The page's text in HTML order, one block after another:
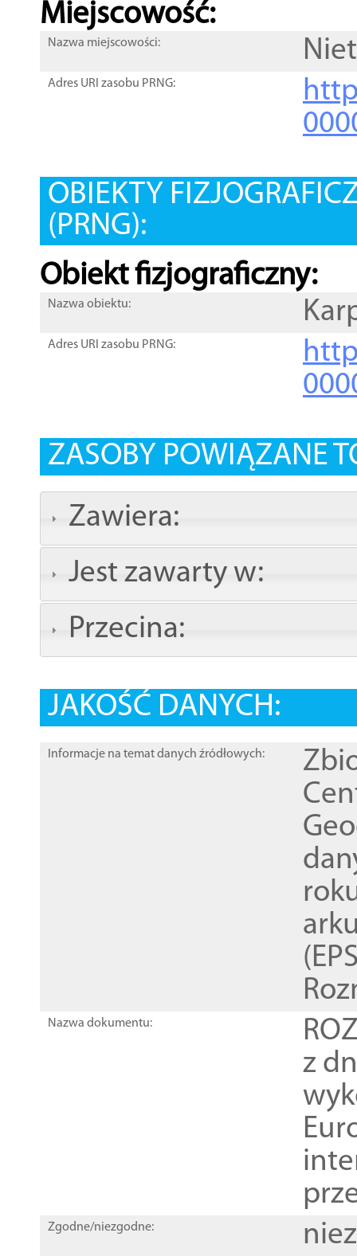
Miejscowość:
Nazwa miejscowości:
Adres URI zasobu PRNG:
OBIEKTY
(PRNG):
Obiekt fizjograficzny:
Nazwa obiektu:
Adres URI zasobu PRNG:
ZASOBY POWIĄZANE
Zawiera:
Jest zawarty w:
Przecina:
JAKOŚĆ DANYCH:
Informacje na temat danych źródłowych:
Nazwa dokumentu:
z
Zgodne/niezgodne: